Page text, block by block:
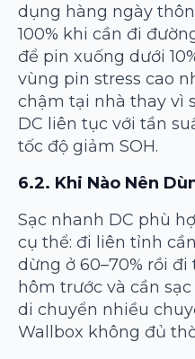
dụng hàng ngày
100% khi cần đi
để pin xuống dưới
vùng pin stress cao
chậm tại nhà thay vì
DC liên tục với tần
tốc độ giảm SOH.
6.2. Khi Nào Nên
Sạc nhanh DC phù
cụ thể: đi liên tỉnh
dừng ở 60–70% rồi
hôm trước và cần
di chuyển nhiều
Wallbox không đủ